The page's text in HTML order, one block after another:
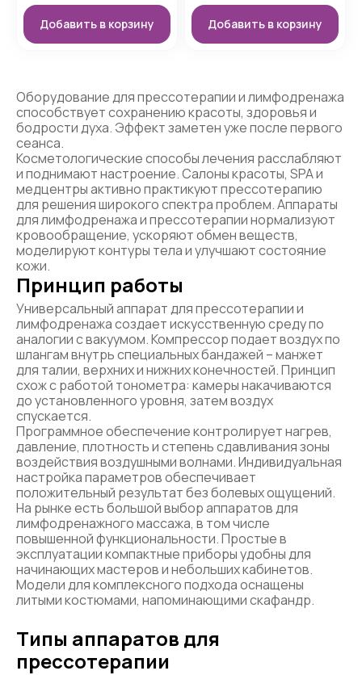
Добавить в корзину Добавить в корзину
Оборудование для прессотерапии и лимфодренажа
способствует сохранению красоты, здоровья и
бодрости духа. Эффект заметен уже после первого
сеанса.
Косметологические способы лечения расслабляют
и поднимают настроение. Салоны красоты, SPA и
медцентры активно практикуют прессотерапию
для решения широкого спектра проблем. Аппараты
для лимфодренажа и прессотерапии нормализуют
кровообращение, ускоряют обмен веществ,
моделируют контуры тела и улучшают состояние
кожи.
Принцип работы
Универсальный аппарат для прессотерапии и
лимфодренажа создает искусственную среду по
аналогии с вакуумом. Компрессор подает воздух по
шлангам внутрь специальных бандажей – манжет
для талии, верхних и нижних конечностей. Принцип
схож с работой тонометра: камеры накачиваются
до установленного уровня, затем воздух
спускается.
Программное обеспечение контролирует нагрев,
давление, плотность и степень сдавливания зоны
воздействия воздушными волнами. Индивидуальная
настройка параметров обеспечивает
положительный результат без болевых ощущений.
На рынке есть большой выбор аппаратов для
лимфодренажного массажа, в том числе
повышенной функциональности. Простые в
эксплуатации компактные приборы удобны для
начинающих мастеров и небольших кабинетов.
Модели для комплексного подхода оснащены
литыми костюмами, напоминающими скафандр.
Типы аппаратов для
прессотерапии